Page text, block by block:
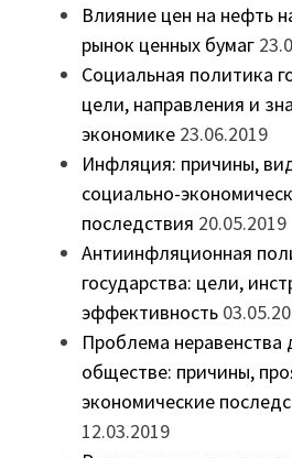
Влияние цен на нефть
рынок ценных бумаг
Социальная политика
цели, направления и
экономике 23.06.2019
Инфляция: причины,
социально-
последствия 20.05.2019
Антиинфляционная
государства: цели,
эффективность
Проблема неравенства
обществе: причины,
экономические
12.03.2019